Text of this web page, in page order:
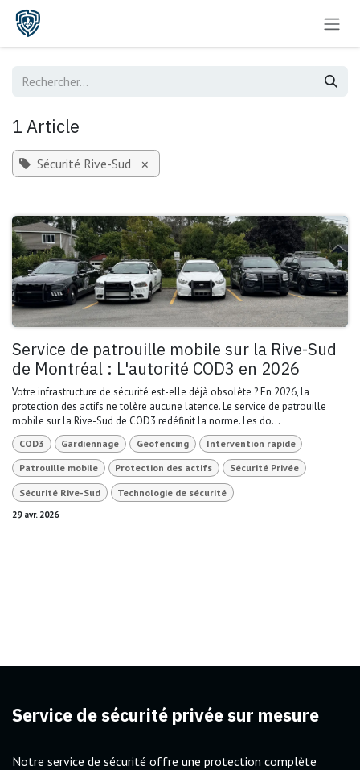
Se rendre au contenu
1 Article
Sécurité Rive-Sud ×
Service de patrouille mobile sur la Rive-Sud
de Montréal : L'autorité COD3 en 2026
Votre infrastructure de sécurité est-elle déjà obsolète ? En 2026, la
protection des actifs ne tolère aucune latence. Le service de patrouille
mobile sur la Rive-Sud de COD3 redéfinit la norme. Les do...
COD3 Gardiennage Géofencing Intervention rapide
Patrouille mobile Protection des actifs Sécurité Privée
Sécurité Rive-Sud
Technologie de sécurité
29 avr. 2026
Service de sécurité privée sur mesure
Notre service de sécurité offre une protection complète